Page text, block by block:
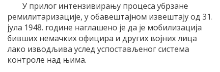
У прилог интензивирању процеса убрзане
ремилитаризације, у обавештајном извештају од 31.
јула 1948. године наглашено је да је мобилизација
бивших немачких официра и других војних лица
лако изводљива услед успостављеног система
контроле над њима.